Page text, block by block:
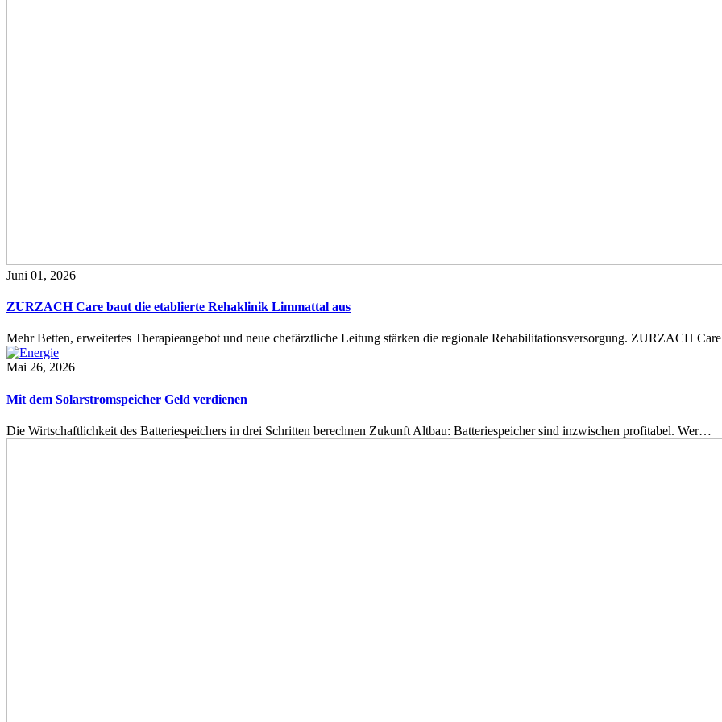
Juni 01, 2026
ZURZACH Care baut die etablierte Rehaklinik Limmattal aus
Mehr Betten, erweitertes Therapieangebot und neue chefärztliche Leitung stärken die regionale Rehabilitationsversorgung. ZURZACH
Mai 26, 2026
Mit dem Solarstromspeicher Geld verdienen
Die Wirtschaftlichkeit des Batteriespeichers in drei Schritten berechnen Zukunft Altbau: Batteriespeicher sind inzwischen profitabel. Wer…